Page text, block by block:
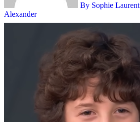
By Sophie Laurent
Alexander